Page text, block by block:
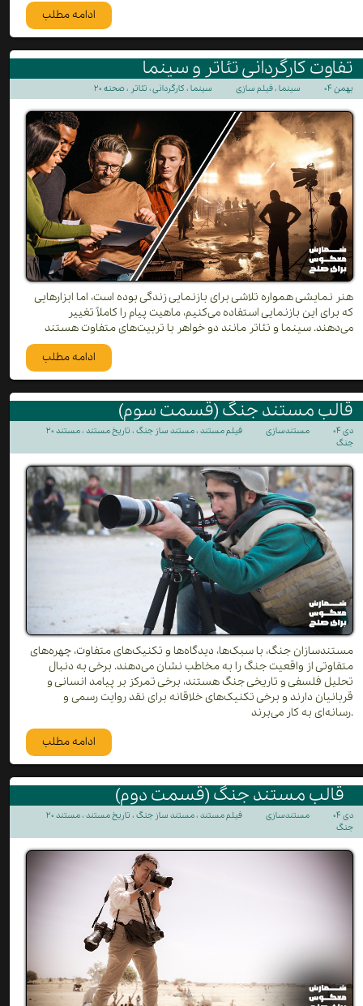
ادامه مطلب
تفاوت کارگردانی تئاتر و سینما
۲۰ بهمن ۰۴ سینما ،فیلم سازی سینما ، کارگردانی، تئاتر ،صحنه
هنر نمایشی همواره تلاشی برای بازنمایی زندگی بوده است، اما ابزارهایی
که برای این بازنمایی استفاده می‌کنیم، ماهیت پیام را کاملاً تغییر
می‌دهند. سینما و تئاتر مانند دو خواهر با تربیت‌های متفاوت هستند
ادامه مطلب
قالب مستند جنگ (قسمت سوم)
۲۰ دی ۰۴ مستندسازی فیلم مستند ،مستند ساز جنگ ، تاریخ مستند ،مستند
جنگ
مستندسازان جنگ، با سبک‌ها، دیدگاه‌ها و تکنیک‌های متفاوت، چهره‌های
متفاوتی از واقعیت جنگ را به مخاطب نشان می‌دهند. برخی به دنبال
تحلیل فلسفی و تاریخی جنگ هستند، برخی تمرکز بر پیامد انسانی و
قربانیان دارند و برخی تکنیک‌های خلاقانه برای نقد روایت رسمی و
رسانه‌ای به کار می‌برند.
ادامه مطلب
۲۰ دی ۰۴ مستندسازی فیلم مستند ،مستند ساز جنگ ، تاریخ مستند ،مستند
جنگ